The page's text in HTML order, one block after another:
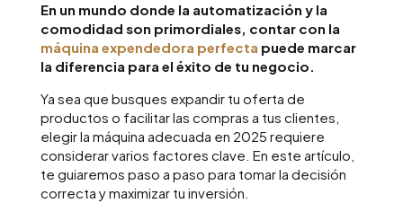
En un mundo donde la automatización y la
comodidad son primordiales, contar con la
máquina expendedora perfecta puede marcar
la diferencia para el éxito de tu negocio.
Ya sea que busques expandir tu oferta de
productos o facilitar las compras a tus clientes,
elegir la máquina adecuada en 2025 requiere
considerar varios factores clave. En este artículo,
te guiaremos paso a paso para tomar la decisión
correcta y maximizar tu inversión.